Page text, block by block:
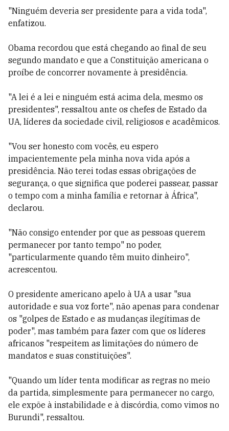
"Ninguém deveria ser presidente para a vida toda",
enfatizou.
Obama recordou que está chegando ao final de seu
segundo mandato e que a Constituição americana o
proíbe de concorrer novamente à presidência.
"A lei é a lei e ninguém está acima dela, mesmo os
presidentes", ressaltou ante os chefes de Estado da
UA, líderes da sociedade civil, religiosos e acadêmicos.
"Vou ser honesto com vocês, eu espero
impacientemente pela minha nova vida após a
presidência. Não terei todas essas obrigações de
segurança, o que significa que poderei passear, passar
o tempo com a minha família e retornar à África",
declarou.
"Não consigo entender por que as pessoas querem
permanecer por tanto tempo" no poder,
"particularmente quando têm muito dinheiro",
acrescentou.
O presidente americano apelo à UA a usar "sua
autoridade e sua voz forte", não apenas para condenar
os "golpes de Estado e as mudanças ilegítimas de
poder", mas também para fazer com que os líderes
africanos "respeitem as limitações do número de
mandatos e suas constituições".
"Quando um líder tenta modificar as regras no meio
da partida, simplesmente para permanecer no cargo,
ele expõe à instabilidade e à discórdia, como vimos no
Burundi", ressaltou.